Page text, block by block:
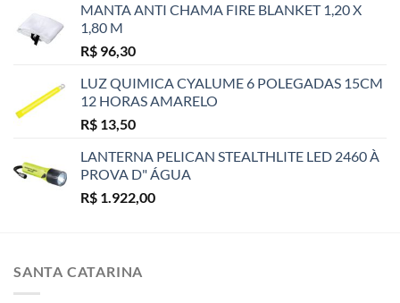
MANTA ANTI CHAMA FIRE BLANKET 1,20 X
1,80 M
R$ 96,30
LUZ QUIMICA CYALUME 6 POLEGADAS 15CM
12 HORAS AMARELO
R$ 13,50
LANTERNA PELICAN STEALTHLITE LED 2460 À
PROVA D" ÁGUA
R$ 1.922,00
SANTA CATARINA